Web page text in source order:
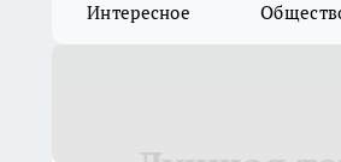
Интересное